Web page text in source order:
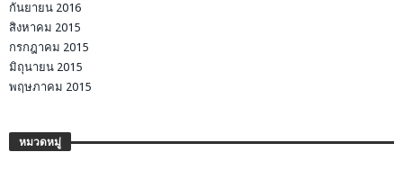
กันยายน 2016
สิงหาคม 2015
กรกฎาคม 2015
มิถุนายน 2015
พฤษภาคม 2015
หมวดหมู่